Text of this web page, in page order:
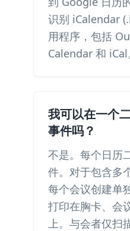
识别 iCalendar
用程序，包括
Calendar 和 iCal
我可以在一个
事件吗？
不是。每个日历
件。对于包含多
每个会议创建单
打印在胸卡、会
上。与会者仅扫